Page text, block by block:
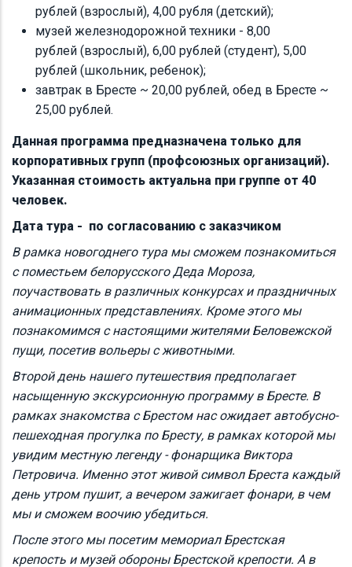
рублей (взрослый), 4,00 рубля (детский);
музей железнодорожной техники - 8,00
рублей (взрослый), 6,00 рублей (студент), 5,00
рублей (школьник, ребенок);
завтрак в Бресте ~ 20,00 рублей, обед в Бресте ~
25,00 рублей.
Данная программа предназначена только для
корпоративных групп (профсоюзных организаций).
Указанная стоимость актуальна при группе от 40
человек.
Дата тура - по согласованию с заказчиком
В рамка новогоднего тура мы сможем познакомиться
с поместьем белорусского Деда Мороза,
поучаствовать в различных конкурсах и праздничных
анимационных представлениях. Кроме этого мы
познакомимся с настоящими жителями Беловежской
пущи, посетив вольеры с животными.
Второй день нашего путешествия предполагает
насыщенную экскурсионную программу в Бресте. В
рамках знакомства с Брестом нас ожидает автобусно-
пешеходная прогулка по Бресту, в рамках которой мы
увидим местную легенду - фонарщика Виктора
Петровича. Именно этот живой символ Бреста каждый
день утром пушит, а вечером зажигает фонари, в чем
мы и сможем воочию убедиться.
После этого мы посетим мемориал Брестская
крепость и музей обороны Брестской крепости. А в